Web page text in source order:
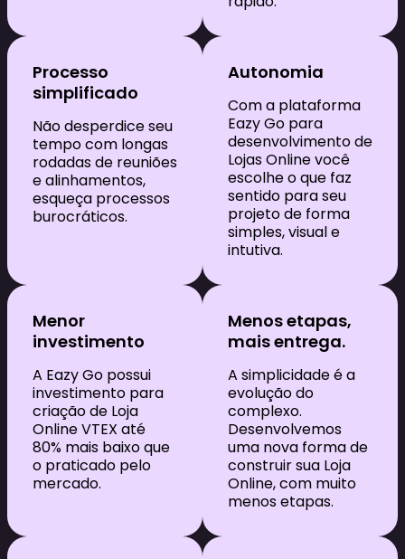
Processo
simplificado
Não desperdice seu
tempo com longas
rodadas de reuniões
e alinhamentos,
esqueça processos
burocráticos.
Autonomia
Com a plataforma
Eazy Go para
desenvolvimento de
Lojas Online você
escolhe o que faz
sentido para seu
projeto de forma
simples, visual e
intutiva.
Menor
investimento
A Eazy Go possui
investimento para
criação de Loja
Online VTEX até
80% mais baixo que
o praticado pelo
mercado.
Menos etapas,
mais entrega.
A simplicidade é a
evolução do
complexo.
Desenvolvemos
uma nova forma de
construir sua Loja
Online, com muito
menos etapas.